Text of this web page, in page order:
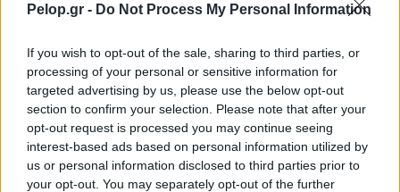
Pelop.gr - Do Not Process My Personal Information
If you wish to opt-out of the sale, sharing to third parties, or
processing of your personal or sensitive information for
targeted advertising by us, please use the below opt-out
section to confirm your selection. Please note that after your
opt-out request is processed you may continue seeing
interest-based ads based on personal information utilized by
us or personal information disclosed to third parties prior to
your opt-out. You may separately opt-out of the further